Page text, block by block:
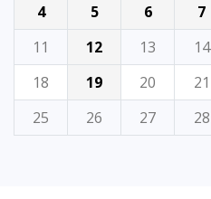
4
5 6 7
11
12 13 14
18
19 20 21
25
26 27 28